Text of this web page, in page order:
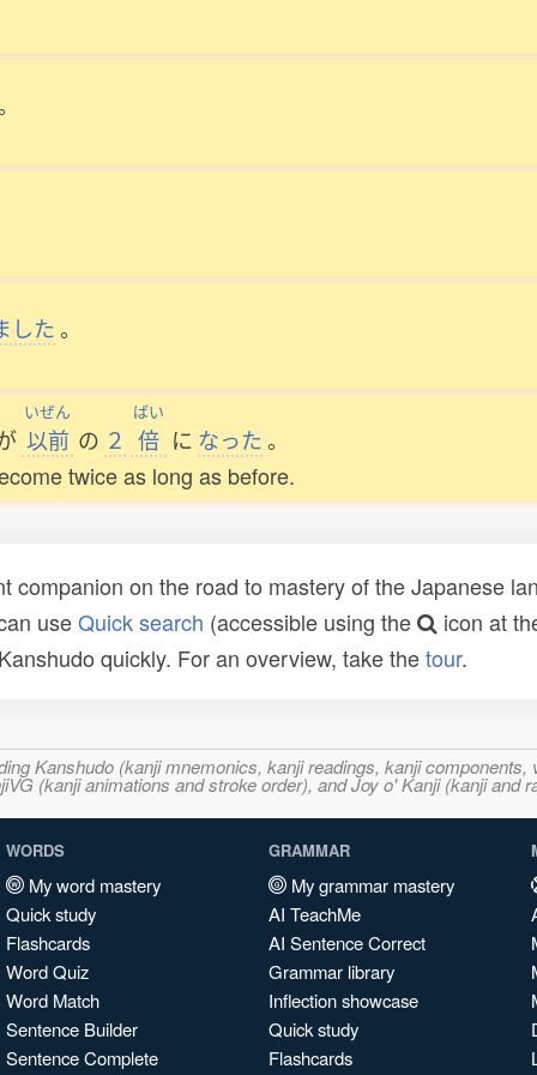
した。
いぜん
以前 の ２
ばい
倍 に なった。
twice as long as before.
companion on the road to mastery of the Japanese
useQuick search (accessible using the
icon at
quickly. For an overview, take thetour.
Kanshudo (kanji mnemonics, kanji readings, kanji
(kanji animations and stroke order), and Joy o' Kanji (kanji
WORDS
My word mastery
Quick study
Flashcards
Word Quiz
Word Match
Sentence Builder
Sentence Complete
GRAMMAR
My grammar mastery
AI TeachMe
AI Sentence Correct
Grammar library
Inflection showcase
Quick study
Flashcards